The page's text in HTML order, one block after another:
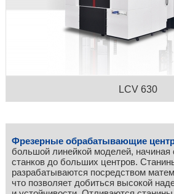
LCV 630
Фрезерные обрабатывающие
большой линейкой моделей, начиная
станков до больших центров.
разрабатываются посредством
что позволяет добиться высокой